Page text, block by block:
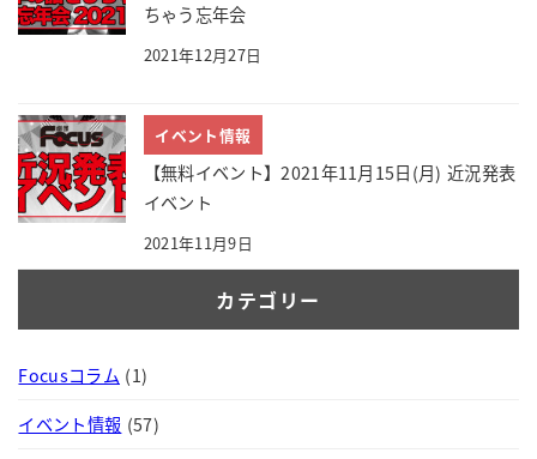
ちゃう忘年会
2021年12月27日
イベント情報
【無料イベント】2021年11月15日(月) 近況発表
イベント
2021年11月9日
カテゴリー
Focusコラム (1)
イベント情報 (57)